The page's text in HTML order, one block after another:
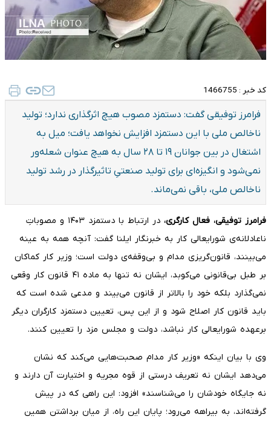
کد خبر : 1466755
فرامرز توفیقی گفت: دستمزد مصوب هیچ اثرگذاری ندارد؛ تولید
ناخالص ملی با این دستمزد افزایش نخواهد یافت؛ میل به
اشتغال در بین جوانان ۱۹ تا ۲۸ سال به هیچ عنوان شعله‌ور
نمی‌شود و انگیزه‌ای برای تولید صنعتیِ تاثیرگذار در رشد تولید
ناخالص ملی، باقی نمی‌ماند.
فرامرز توفیقی، فعال کارگری،
در ارتباط با دستمزد ۱۴۰۳ و مصوباتِ
ناعادلانه‌ی شورایعالی کار به خبرنگار ایلنا گفت: آنچه همه به عینه
می‌بینند، قانون‌گریزی مدام و بی‌وقفه‌ی دولت است؛ وزیر کار کماکان
بر طبل بی‌قانونی می‌کوبد، ایشان نه تنها به ماده ۴۱ قانون کار وقعی
نمی‌گذارد بلکه خود را بالاتر از قانون می‌بیند و مدعی شده است که
باید قانون کار اصلاح شود و از این پس، تعیین دستمزد کارگران دیگر
برعهده شورایعالی کار نباشد، دولت و مجلس مزد را تعیین کنند.
وی با بیان اینکه «وزیر کار مدام صحبت‌هایی می‌کند که نشان
می‌دهد ایشان نه تعریف درستی از قوه مجریه و اختیارت آن دارند و
نه جایگاه خودشان را می‌شناسند» افزود: این راهی که در پیش
گرفته‌اند، به بیراهه می‌رود؛ پایان این راه، از میان برداشتن همین